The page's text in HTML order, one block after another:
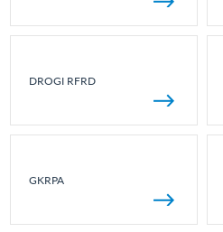
DROGI RFRD
GKRPA